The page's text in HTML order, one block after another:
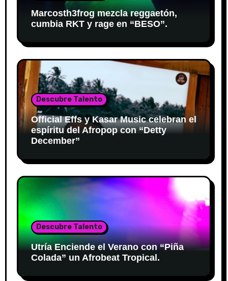
Marcosth3frog mezcla reggaetón,
cumbia RKT y rage en “BESO”.
Descubre Talento
Official Effs y Kasar Music celebran el
espíritu del Afropop con “Detty
December”
Descubre Talento
Utría Enciende el Verano con “Piña
Colada” un Afrobeat Tropical.